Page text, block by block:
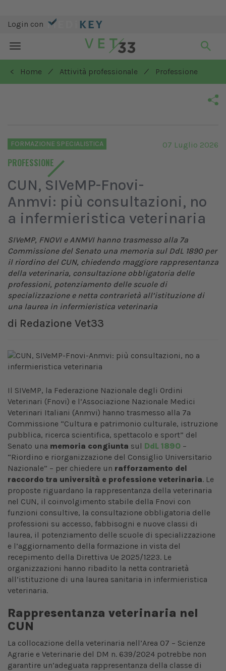
Login con
Toggle
navigation
< Home
/ Attività professionale / Professione
FORMAZIONE SPECIALISTICA
PROFESSIONE
07 Luglio 2026
CUN, SIVeMP-Fnovi-
Anmvi: più consultazioni, no
a infermieristica veterinaria
SIVeMP, FNOVI e ANMVI hanno trasmesso alla 7ª
Commissione del Senato una memoria sul DdL 1890 per
il riordino del CUN, chiedendo maggiore rappresentanza
della veterinaria, consultazione obbligatoria delle
professioni, potenziamento delle scuole di
specializzazione e netta contrarietà all’istituzione di
una laurea in infermieristica veterinaria
di Redazione Vet33
Il SIVeMP, la Federazione Nazionale degli Ordini
Veterinari (Fnovi) e l’Associazione Nazionale Medici
Veterinari Italiani (Anmvi) hanno trasmesso alla 7ª
Commissione “Cultura e patrimonio culturale, istruzione
pubblica, ricerca scientifica, spettacolo e sport” del
Senato una memoria congiunta sul DdL 1890 –
“Riordino e riorganizzazione del Consiglio Universitario
Nazionale” – per chiedere un rafforzamento del
raccordo tra università e professione veterinaria. Le
proposte riguardano la rappresentanza della veterinaria
nel CUN, il coinvolgimento stabile della Fnovi con
funzioni consultive, la consultazione obbligatoria delle
professioni su accesso, fabbisogni e nuove classi di
laurea, il potenziamento delle scuole di specializzazione
e l’aggiornamento della formazione in vista del
recepimento della Direttiva Ue 2025/1223. Le
organizzazioni hanno ribadito la netta contrarietà
all’istituzione di una laurea sanitaria in infermieristica
veterinaria.
Rappresentanza veterinaria nel
CUN
La collocazione della veterinaria nell’Area 07 – Scienze
Agrarie e Veterinarie del DM n. 639/2024 potrebbe non
garantire un’adeguata rappresentanza della classe di